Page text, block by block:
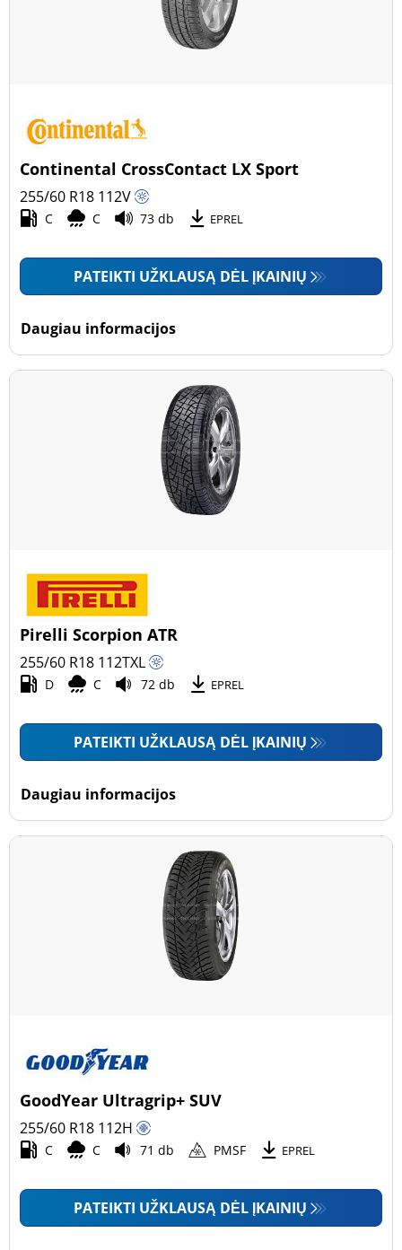
Continental CrossContact LX Sport
255/60 R18 112V
C C 73 db EPREL
PATEIKTI UŽKLAUSĄ DĖL ĮKAINIŲ
Daugiau informacijos
Pirelli Scorpion ATR
255/60 R18 112TXL
D C 72 db EPREL
PATEIKTI UŽKLAUSĄ DĖL ĮKAINIŲ
Daugiau informacijos
GoodYear Ultragrip+ SUV
255/60 R18 112H
C C 71 db PMSF EPREL
PATEIKTI UŽKLAUSĄ DĖL ĮKAINIŲ